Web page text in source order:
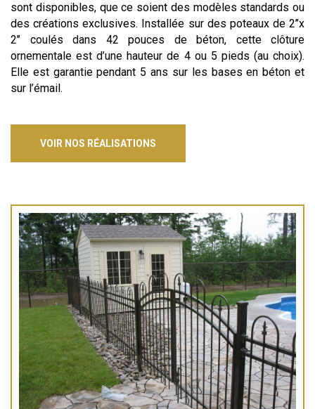
sont disponibles, que ce soient des modèles standards ou
des créations exclusives. Installée sur des poteaux de 2’’x
2’’ coulés dans 42 pouces de béton, cette clôture
ornementale est d’une hauteur de 4 ou 5 pieds (au choix).
Elle est garantie pendant 5 ans sur les bases en béton et
sur l’émail.
VOIR NOS RÉALISATIONS